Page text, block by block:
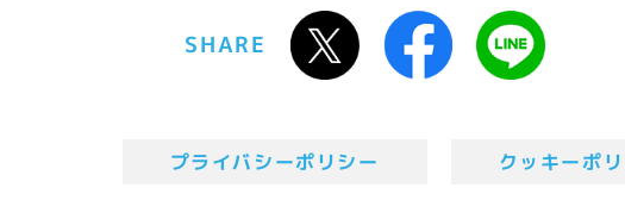
SHARE
プライバシーポリシー クッキーポ